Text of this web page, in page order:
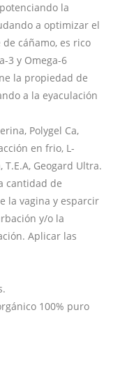
la
a optimizar el
cáñamo, es rico
3 y Omega-6
la propiedad de
a la eyaculación
Polygel Ca,
en frio, L-
Geogard Ultra.
cantidad de
la vagina y esparcir
y/o la
Aplicar las
100% puro